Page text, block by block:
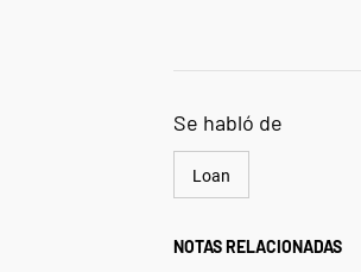
Se habló de
Loan
NOTAS RELACIONADAS